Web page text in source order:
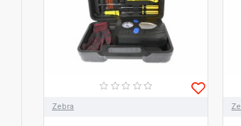
Zebra